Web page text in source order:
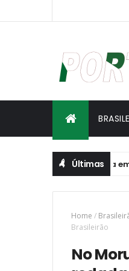
Últimas
convertida em
Home /
Brasileirão
No